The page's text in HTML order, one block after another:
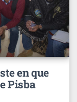
en que
Pisba